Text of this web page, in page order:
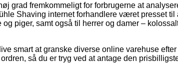
grad fremkommeligt for forbrugerne at
Shaving internet forhandlere været presset
og piger, samt også til herrer og damer –
smart at granske diverse online varehuse
så du er tryg ved at antage den